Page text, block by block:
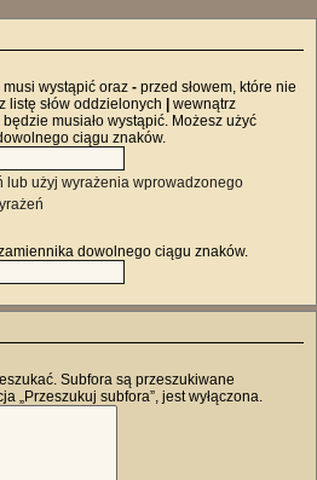
musi wystąpić oraz - przed słowem, które nie
listę słów oddzielonych
wewnątrz
musiało wystąpić. Możesz użyć
ciągu znaków.
lub użyj wyrażenia wprowadzonego
dowolnego ciągu znaków.
Subfora są przeszukiwane
„Przeszukuj subfora”, jest wyłączona.